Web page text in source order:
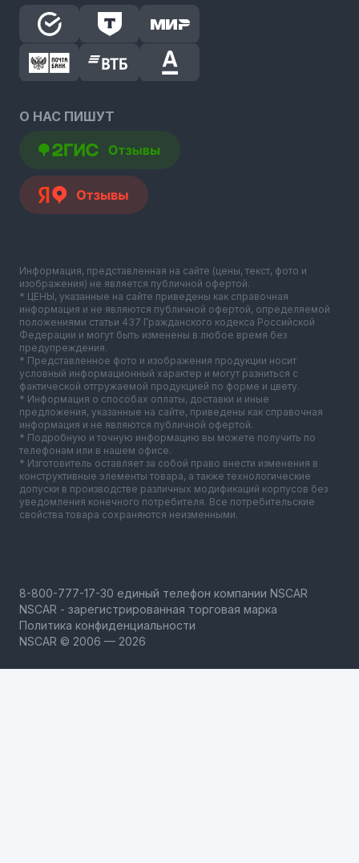
О НАС ПИШУТ
Информация, представленная на сайте (цены, текст, фото и
изображения) не является публичной офертой.
* ЦЕНЫ, указанные на сайте приведены как справочная
информация и не являются публичной офертой, определяемой
положениями статьи 437 Гражданского кодекса Российской
Федерации и могут быть изменены в любое время без
предупреждения.
* Представленное фото и изображения продукции носит
условный информационный характер и могут разниться с
фактической отгружаемой продукцией по форме и цвету.
* Информация о способах оплаты, доставки и иные
предложения, указанные на сайте, приведены как справочная
информация и не являются публичной офертой.
* Подробную и точную информацию вы можете получить по
телефонам или в нашем офисе.
* Изготовитель оставляет за собой право внести изменения в
конструктивные элементы товара, а также технологические
допуски в производстве различных модификаций корпусов без
уведомления конечного потребителя. Все потребительские
свойства товара сохраняются неизменными.
NSCAR - зарегистрированная торговая марка
Политика конфиденциальности
NSCAR © 2006 — 2026